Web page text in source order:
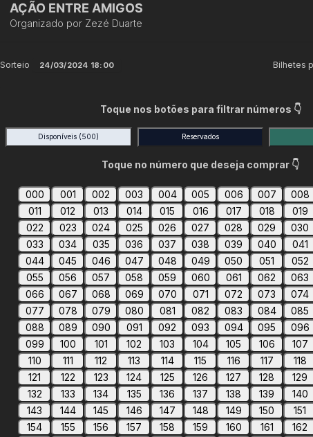
AÇÃO ENTRE AMIGOS
Organizado por Zezé Duarte
Sorteio 24/03/2024 18:00 Bilhetes
Toque nos botões para filtrar números 👇
Disponíveis (500) Reservados
Toque no número que deseja comprar 👇
000 001 002 003 004 005 006 007 008
011
012 013 014 015 016 017 018 019
022
023 024 025 026 027 028 029 030
033
034 035 036 037 038 039 040 041
044
045 046 047 048 049 050 051 052
055
056 057 058 059 060 061 062 063
066
067 068 069 070 071 072 073 074
077
078 079 080 081 082 083 084 085
088
089 090 091 092 093 094 095 096
099
100 101 102 103 104 105 106 107
110
111 112 113 114 115 116 117 118
121
122 123 124 125 126 127 128 129
132
133 134 135 136 137 138 139 140
143
144 145 146 147 148 149 150 151
154
155 156 157 158 159 160 161 162